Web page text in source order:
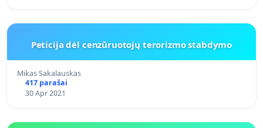
Peticija dėl cenzūruotojų terorizmo stabdymo
Mikas Sakalauskas
417 parašai
30 Apr 2021